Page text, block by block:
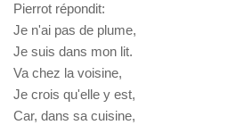
Pierrot répondit:
Je n'ai pas de plume,
Je suis dans mon lit.
Va chez la voisine,
Je crois qu'elle y est,
Car, dans sa cuisine,